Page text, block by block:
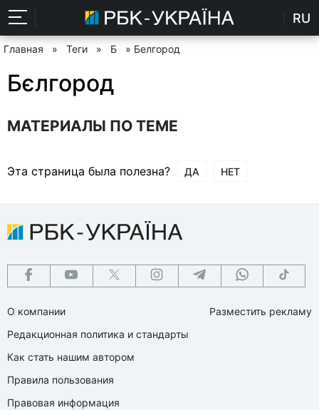
RU
Главная » Теги » Б » Белгород
Бєлгород
МАТЕРИАЛЫ ПО ТЕМЕ
Эта страница была полезна? ДА НЕТ
О компании
Редакционная политика и стандарты
Как стать нашим автором
Правила пользования
Правовая информация
Разместить рекламу